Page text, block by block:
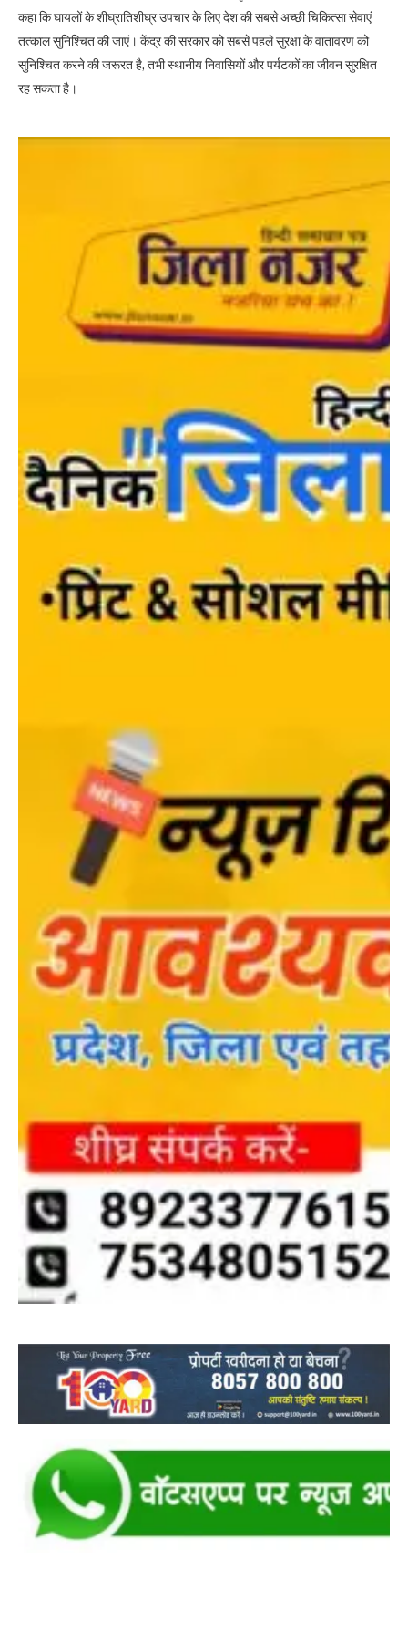
कहा कि घायलों के शीघ्रातिशीघ्र उपचार के लिए देश की सबसे अच्छी चिकित्सा सेवाएं
तत्काल सुनिश्चित की जाएं। केंद्र की सरकार को सबसे पहले सुरक्षा के वातावरण को
सुनिश्चित करने की जरूरत है, तभी स्थानीय निवासियों और पर्यटकों का जीवन सुरक्षित
रह सकता है।